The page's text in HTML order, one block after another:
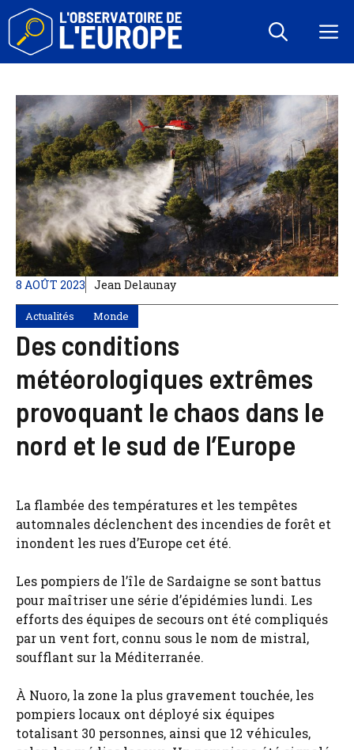
Aller
contenu
8 AOÛT 2023 Jean Delaunay
Actualités Monde
Des conditions
météorologiques extrêmes
provoquant le chaos dans le
nord et le sud de l’Europe
La flambée des températures et les tempêtes
automnales déclenchent des incendies de forêt et
inondent les rues d’Europe cet été.
Les pompiers de l’île de Sardaigne se sont battus
pour maîtriser une série d’épidémies lundi. Les
efforts des équipes de secours ont été compliqués
par un vent fort, connu sous le nom de mistral,
soufflant sur la Méditerranée.
À Nuoro, la zone la plus gravement touchée, les
pompiers locaux ont déployé six équipes
totalisant 30 personnes, ainsi que 12 véhicules,